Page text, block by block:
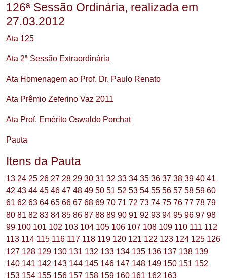
126ª Sessão Ordinária, realizada em
27.03.2012
Ata 125
Ata 2ª Sessão Extraordinária
Ata Homenagem ao Prof. Dr. Paulo Renato
Ata Prêmio Zeferino Vaz 2011
Ata Prof. Emérito Oswaldo Porchat
Pauta
Itens da Pauta
13 24 25 26 27 28 29 30 31 32 33 34 35 36 37 38 39 40 41
42 43 44 45 46 47 48 49 50 51 52 53 54 55 56 57 58 59 60
61 62 63 64 65 66 67 68 69 70 71 72 73 74 75 76 77 78 79
80 81 82 83 84 85 86 87 88 89 90 91 92 93 94 95 96 97 98
99 100 101 102 103 104 105 106 107 108 109 110 111 112
113 114 115 116 117 118 119 120 121 122 123 124 125 126
127 128 129 130 131 132 133 134 135 136 137 138 139
140 141 142 143 144 145 146 147 148 149 150 151 152
153 154 155 156 157 158 159 160 161 162 163